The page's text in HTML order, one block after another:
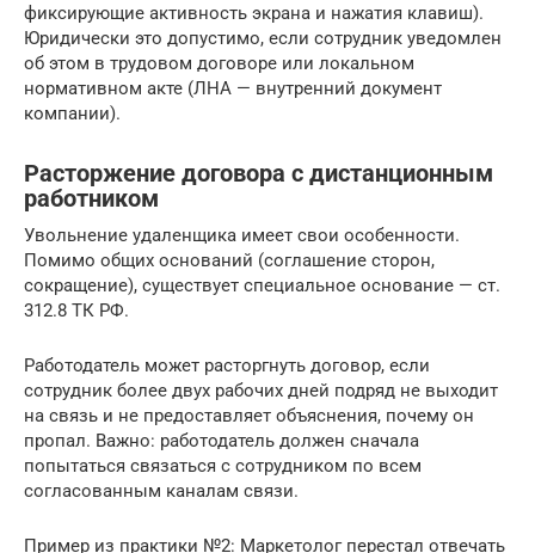
фиксирующие активность экрана и нажатия клавиш).
Юридически это допустимо, если сотрудник уведомлен
об этом в трудовом договоре или локальном
нормативном акте (ЛНА — внутренний документ
компании).
Расторжение договора с дистанционным
работником
Увольнение удаленщика имеет свои особенности.
Помимо общих оснований (соглашение сторон,
сокращение), существует специальное основание — ст.
312.8 ТК РФ.
Работодатель может расторгнуть договор, если
сотрудник более двух рабочих дней подряд не выходит
на связь и не предоставляет объяснения, почему он
пропал. Важно: работодатель должен сначала
попытаться связаться с сотрудником по всем
согласованным каналам связи.
Пример из практики №2: Маркетолог перестал отвечать